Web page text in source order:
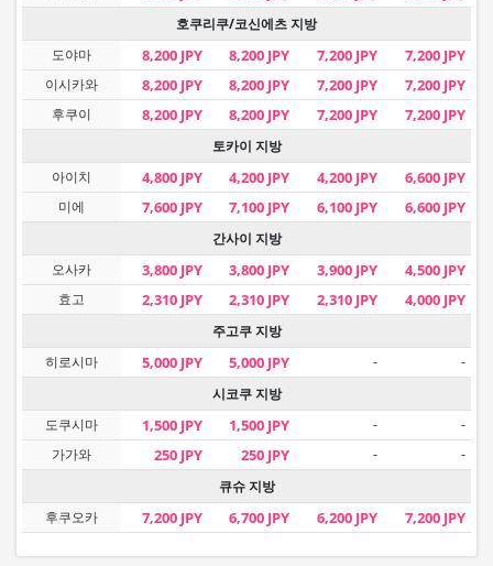
호쿠리쿠/코신에츠 지방
도야마
8,200 JPY 8,200 JPY 7,200 JPY 7,200 JPY
이시카와 8,200 JPY 8,200 JPY 7,200 JPY 7,200 JPY
후쿠이 8,200 JPY 8,200 JPY 7,200 JPY 7,200 JPY
토카이 지방
아이치
4,800 JPY 4,200 JPY 4,200 JPY 6,600 JPY
미에 7,600 JPY 7,100 JPY 6,100 JPY 6,600 JPY
간사이 지방
오사카
3,800 JPY 3,800 JPY 3,900 JPY 4,500 JPY
효고 2,310 JPY 2,310 JPY 2,310 JPY 4,000 JPY
주고쿠 지방
히로시마
5,000 JPY 5,000 JPY -
-
시코쿠 지방
도쿠시마
1,500 JPY 1,500 JPY -
-
가가와
250 JPY 250 JPY -
-
큐슈 지방
후쿠오카
7,200 JPY 6,700 JPY 6,200 JPY 7,200 JPY